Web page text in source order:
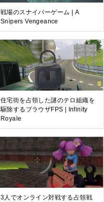
戦場のスナイパーゲーム | A
Snipers Vengeance
住宅街を占領した謎のテロ組織を
駆除するブラウザFPS | Infinity
Royale
3人でオンライン対戦する占領戦